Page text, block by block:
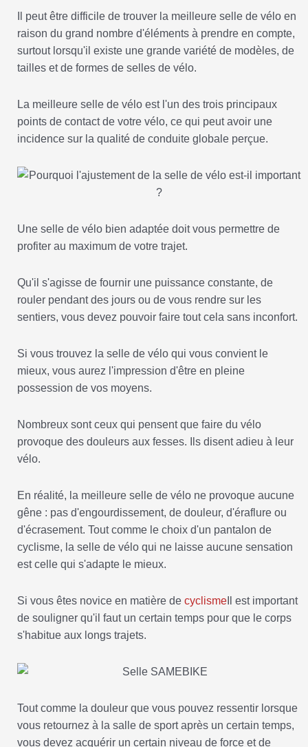
Il peut être difficile de trouver la meilleure selle de vélo en
raison du grand nombre d'éléments à prendre en compte,
surtout lorsqu'il existe une grande variété de modèles, de
tailles et de formes de selles de vélo.
La meilleure selle de vélo est l'un des trois principaux
points de contact de votre vélo, ce qui peut avoir une
incidence sur la qualité de conduite globale perçue.
Une selle de vélo bien adaptée doit vous permettre de
profiter au maximum de votre trajet.
Qu'il s'agisse de fournir une puissance constante, de
rouler pendant des jours ou de vous rendre sur les
sentiers, vous devez pouvoir faire tout cela sans inconfort.
Si vous trouvez la selle de vélo qui vous convient le
mieux, vous aurez l'impression d'être en pleine
possession de vos moyens.
Nombreux sont ceux qui pensent que faire du vélo
provoque des douleurs aux fesses. Ils disent adieu à leur
vélo.
En réalité, la meilleure selle de vélo ne provoque aucune
gêne : pas d'engourdissement, de douleur, d'éraflure ou
d'écrasement. Tout comme le choix d'un pantalon de
cyclisme, la selle de vélo qui ne laisse aucune sensation
est celle qui s'adapte le mieux.
Si vous êtes novice en matière de cyclisme Il est important
de souligner qu'il faut un certain temps pour que le corps
s'habitue aux longs trajets.
Tout comme la douleur que vous pouvez ressentir lorsque
vous retournez à la salle de sport après un certain temps,
vous devez acquérir un certain niveau de force et de